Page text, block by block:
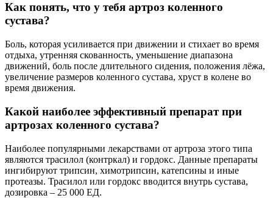
Как понять, что у тебя артроз коленного
сустава?
Боль, которая усиливается при движении и стихает во время
отдыха, утренняя скованность, уменьшение диапазона
движений, боль после длительного сидения, положения лёжа,
увеличение размеров коленного сустава, хруст в колене во
время движения.
Какой наиболее эффективный препарат при
артрозах коленного сустава?
Наиболее популярными лекарствами от артроза этого типа
являются трасилол (контркал) и гордокс. Данные препараты
ингибируют трипсин, химотрипсин, катепсины и иные
протеазы. Трасилол или гордокс вводится внутрь сустава,
дозировка – 25 000 ЕД.